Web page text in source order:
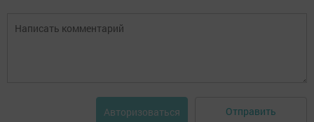
Авторизоваться Отправить